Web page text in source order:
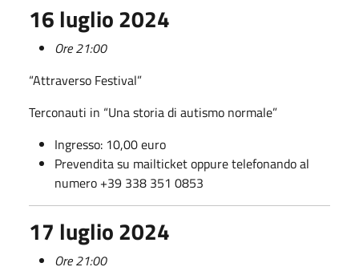
16 luglio 2024
Ore 21:00
“Attraverso Festival”
Terconauti in “Una storia di autismo normale”
Ingresso: 10,00 euro
Prevendita su mailticket oppure telefonando al
numero +39 338 351 0853
17 luglio 2024
Ore 21:00